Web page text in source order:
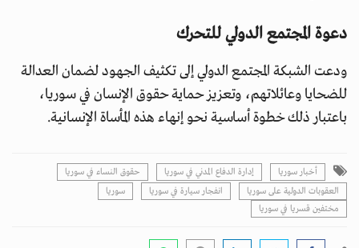
دعوة المجتمع الدولي للتحرك
ودعت الشبكة المجتمع الدولي إلى تكثيف الجهود لضمان العدالة
للضحايا وعائلاتهم، وتعزيز حماية حقوق الإنسان في سوريا،
باعتبار ذلك خطوة أساسية نحو إنهاء هذه المأساة الإنسانية.
أخبار سوريا إدارة الدفاع المدني في سوريا
حقوق النساء في سوريا
العقوبات الدولية على سوريا
انفجار سيارة في سوريا
سوريا
مختفين قسريا في سوريا